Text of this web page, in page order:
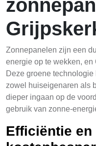
Zonnepanelen zijn een
energie op te wekken,
Deze groene
zowel huiseigenaren als
dieper ingaan op de
gebruik van zonne-
Efficiëntie en